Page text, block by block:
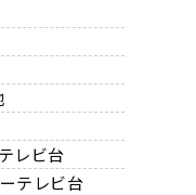
レビ台
テレビ台